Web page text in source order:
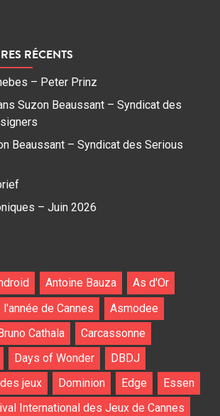
RÉCENTS
– Peter Prinz
Suzon Beaussant – Syndicat des
Beaussant – Syndicat des Serious
– Juin 2026
Antoine Bauza
As d'Or
de Cannes
Asmodee
Cathala
Carcassonne
Days of Wonder
DBDJ
jeux
Dominion Edge
Essen
International des Jeux de Cannes